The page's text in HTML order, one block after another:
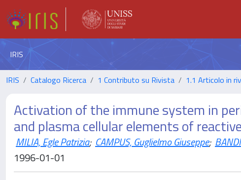
IRIS
IRIS Catalogo Ricerca 1 Contributo su Rivista 1.1 Articolo in
Activation of the immune system in
and plasma cellular elements of
MILIA, Egle Patrizia; CAMPUS, Guglielmo Giuseppe;
1996-01-01